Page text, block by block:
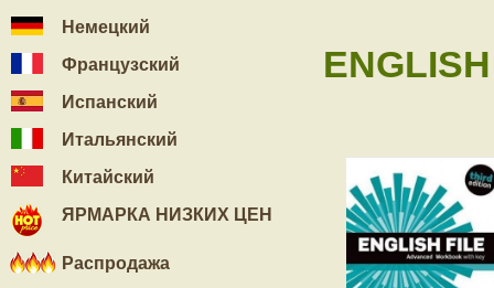
Немецкий
Французский
Испанский
Итальянский
Китайский
ЯРМАРКА НИЗКИХ ЦЕН
Распродажа